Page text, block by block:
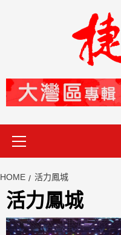
HOME 活力鳳城
活力鳳城